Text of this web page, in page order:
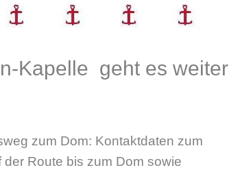
Kapelle geht es weiter
zum Dom: Kontaktdaten zum
Route bis zum Dom sowie